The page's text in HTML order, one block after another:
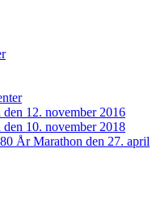
12. november 2016
10. november 2018
År Marathon den 27. april